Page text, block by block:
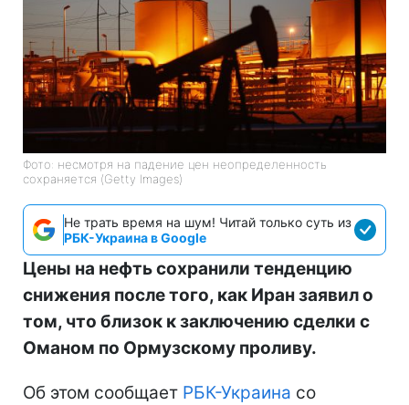
Фото: несмотря на падение цен неопределенность
сохраняется (Getty Images)
Не трать время на шум! Читай только суть из
РБК-Украина в Google
Цены на нефть сохранили тенденцию
снижения после того, как Иран заявил о
том, что близок к заключению сделки с
Оманом по Ормузскому проливу.
Об этом сообщает РБК-Украина со